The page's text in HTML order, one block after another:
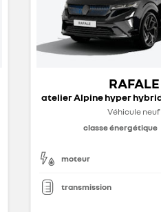
RAFALE
Véhicule neuf
classe énergétique
moteur
transmission